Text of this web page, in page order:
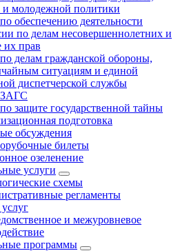
и молодежной политики
обеспечению деятельности
по делам несовершеннолетних и
их прав
делам гражданской обороны,
ситуациям и единой
диспетчерской службы
защите государственной тайны
подготовка
обсуждения
билеты
озеленение
услуги
схемы
регламенты
и межуровневое
программы